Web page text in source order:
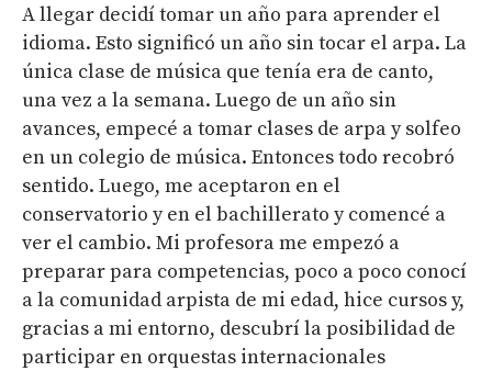
A llegar decidí tomar un año para aprender el
idioma. Esto significó un año sin tocar el arpa. La
única clase de música que tenía era de canto,
una vez a la semana. Luego de un año sin
avances, empecé a tomar clases de arpa y solfeo
en un colegio de música. Entonces todo recobró
sentido. Luego, me aceptaron en el
conservatorio y en el bachillerato y comencé a
ver el cambio. Mi profesora me empezó a
preparar para competencias, poco a poco conocí
a la comunidad arpista de mi edad, hice cursos y,
gracias a mi entorno, descubrí la posibilidad de
participar en orquestas internacionales